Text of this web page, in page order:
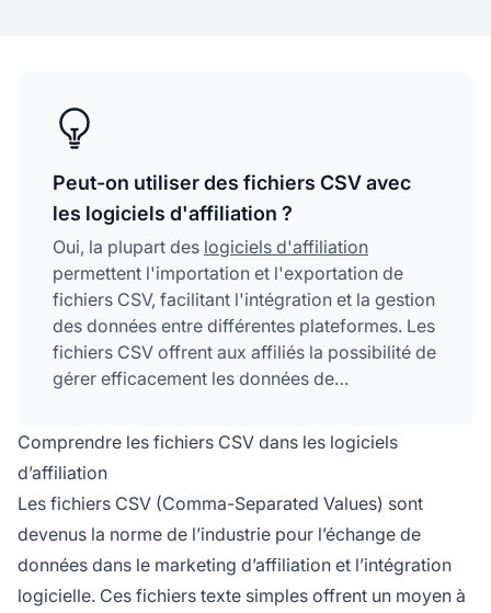
Peut-on utiliser des fichiers CSV avec
les logiciels d'affiliation ?
Oui, la plupart des logiciels d'affiliation
permettent l'importation et l'exportation de
fichiers CSV, facilitant l'intégration et la gestion
des données entre différentes plateformes. Les
fichiers CSV offrent aux affiliés la possibilité de
gérer efficacement les données de
transactions et les opérations groupées tout en
maintenant la compatibilité avec les tableurs et
autres outils professionnels.
Comprendre les fichiers CSV dans les logiciels
d’affiliation
Les fichiers CSV (Comma-Separated Values) sont
devenus la norme de l’industrie pour l’échange de
données dans le marketing d’affiliation et l’intégration
logicielle. Ces fichiers texte simples offrent un moyen à